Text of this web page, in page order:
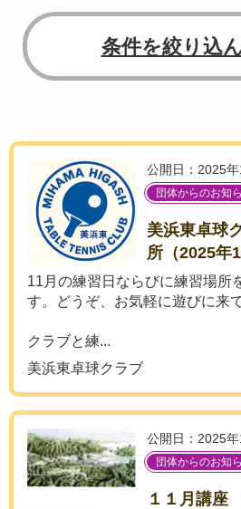
条件を絞り込
公開日：2025
団体からのお知
美浜東卓球
所（2025年
11月の練習日ならびに練習場所
す。どうぞ、お気軽に遊びに来
クラブと練...
美浜東卓球クラブ
公開日：2025
団体からのお知
１１月講座